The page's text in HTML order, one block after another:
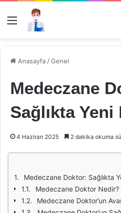
Menü
Anasayfa /Genel
Medeczane
Sağlıkta
4 Haziran 2025 2 dakika okuma
Medeczane Doktor: Sağlıkta
Medeczane Doktor Nedir?
Medeczane Doktor’un